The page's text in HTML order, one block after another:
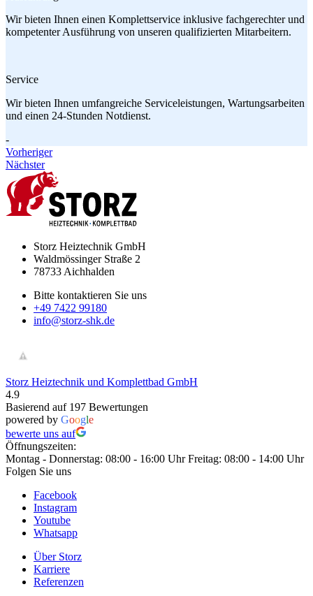
Wir bieten Ihnen einen Komplettservice inklusive fachgerechter und
kompetenter Ausführung von unseren qualifizierten Mitarbeitern.
Service
Wir bieten Ihnen umfangreiche Serviceleistungen, Wartungsarbeiten
und einen 24-Stunden Notdienst.
-
Vorheriger
Nächster
Storz Heiztechnik GmbH
Waldmössinger Straße 2
78733 Aichhalden
Bitte kontaktieren Sie uns
+49 7422 99180
info@storz-shk.de
Storz Heiztechnik und Komplettbad GmbH
4.9
Basierend auf 197 Bewertungen
powered by Google
bewerte uns auf
Öffnungszeiten:
Montag - Donnerstag: 08:00 - 16:00 Uhr Freitag: 08:00 - 14:00 Uhr
Folgen Sie uns
Facebook
Instagram
Youtube
Whatsapp
Über Storz
Karriere
Referenzen